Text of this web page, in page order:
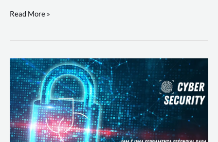
DevSecOps
Prática:
Desenvolvimento,
Segurança
e
Operações
Read More »